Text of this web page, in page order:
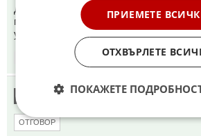
Да, пълната издръжка на войната от
прекратяване на войната” и купуване
управниците на режима!
08.07.2026
БАНко
ОТГОВОР
ПРИЕМЕТЕ
ОТХВЪРЛЕТЕ
ПОКАЖЕТЕ